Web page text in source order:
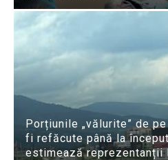
Porțiunile „vălurite” de
fi refăcute până la
estimează reprezentanții